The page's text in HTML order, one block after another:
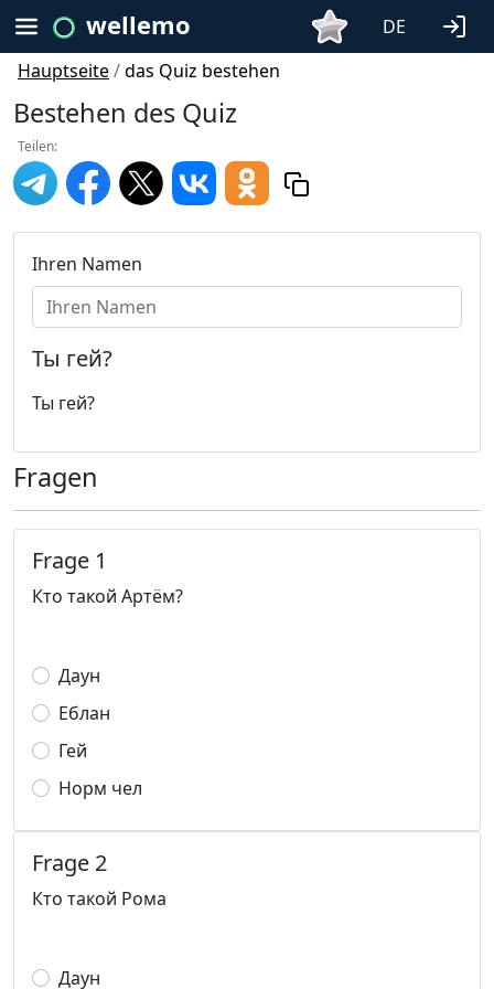
wellemo
DE
Hauptseite/das Quiz bestehen
Bestehen des Quiz
Teilen:
Ihren Namen
Ты гей?
Ты гей?
Fragen
Frage 1
Кто такой Артём?
Даун
Еблан
Гей
Норм чел
Frage 2
Кто такой Рома
Даун